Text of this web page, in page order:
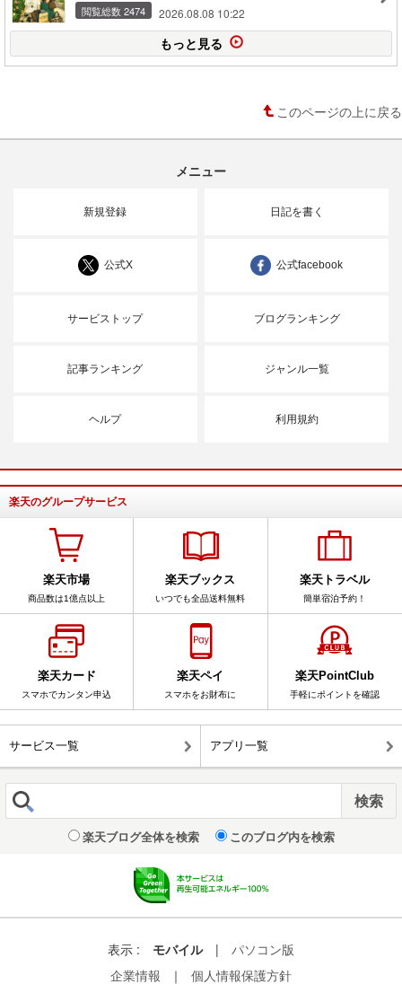
閲覧総数 2474 2026.08.08 10:22
もっと見る
このページの上に戻る
メニュー
新規登録 日記を書く
公式X 公式facebook
サービストップ ブログランキング
記事ランキング ジャンル一覧
ヘルプ 利用規約
楽天のグループサービス
楽天市場
商品数は1億点以上
楽天ブックス
いつでも全品送料無料
楽天トラベル
簡単宿泊予約！
楽天カード
スマホでカンタン申込
楽天ペイ
スマホをお財布に
楽天PointClub
手軽にポイントを確認
サービス一覧 アプリ一覧
楽天ブログ全体を検索 このブログ内を検索
表示 : モバイル |
パソコン版
企業情報
｜ 個人情報保護方針